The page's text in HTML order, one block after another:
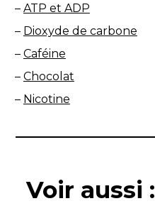
– ATP et ADP
– Dioxyde de carbone
– Caféine
– Chocolat
– Nicotine
Voir aussi :